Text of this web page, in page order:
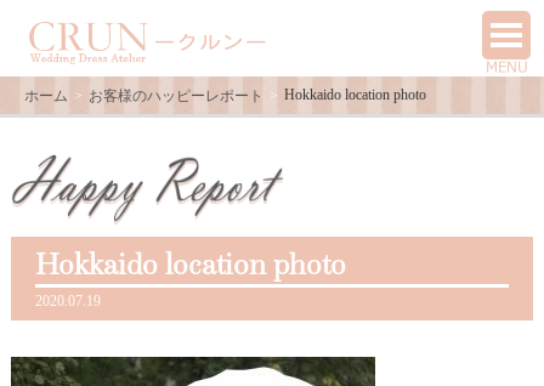
ホーム お客様のハッピーレポート Hokkaido location photo
Hokkaido location photo
2020.07.19